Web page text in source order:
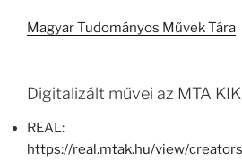
Magyar Tudományos Művek Tára
Digitalizált művei az MTA
REAL:
https://real.mtak.hu/view/